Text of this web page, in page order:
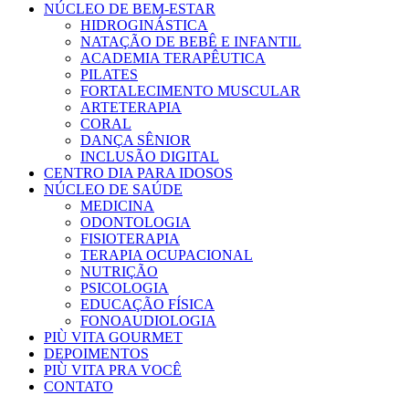
NÚCLEO DE BEM-ESTAR
HIDROGINÁSTICA
NATAÇÃO DE BEBÊ E INFANTIL
ACADEMIA TERAPÊUTICA
PILATES
FORTALECIMENTO MUSCULAR
ARTETERAPIA
CORAL
DANÇA SÊNIOR
INCLUSÃO DIGITAL
CENTRO DIA PARA IDOSOS
NÚCLEO DE SAÚDE
MEDICINA
ODONTOLOGIA
FISIOTERAPIA
TERAPIA OCUPACIONAL
NUTRIÇÃO
PSICOLOGIA
EDUCAÇÃO FÍSICA
FONOAUDIOLOGIA
PIÙ VITA GOURMET
DEPOIMENTOS
PIÙ VITA PRA VOCÊ
CONTATO